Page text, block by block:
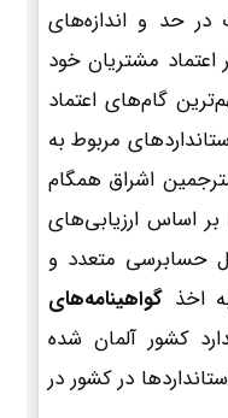
در حد و اندازه‌های
اعتماد مشتریان خود
گام‌های اعتماد
مربوط به
اشراق همگام
اساس ارزیابی‌های
حسابرسی متعدد و
اخذ گواهینامه‌های
کشور آلمان شده
در کشور در